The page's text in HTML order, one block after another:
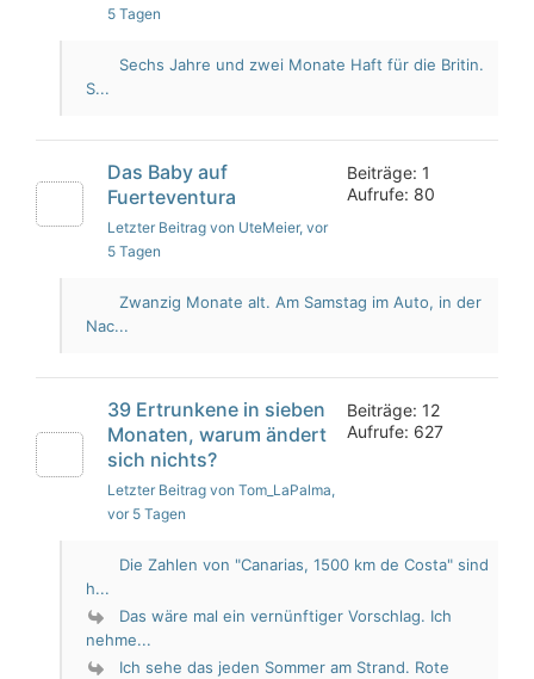
5 Tagen
Sechs Jahre und zwei Monate Haft für die Britin.
S...
Das Baby auf
Fuerteventura
Letzter Beitrag von UteMeier, vor
5 Tagen
Beiträge: 1
Aufrufe: 80
Zwanzig Monate alt. Am Samstag im Auto, in der
Nac...
39 Ertrunkene in sieben
Monaten, warum ändert
sich nichts?
Letzter Beitrag von Tom_LaPalma,
vor 5 Tagen
Beiträge: 12
Aufrufe: 627
Die Zahlen von "Canarias, 1500 km de Costa" sind
h...
Das wäre mal ein vernünftiger Vorschlag. Ich
nehme...
Ich sehe das jeden Sommer am Strand. Rote